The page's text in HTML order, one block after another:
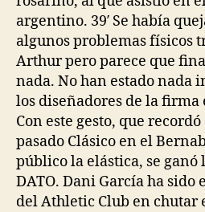
argentino. 39′ Se había
algunos problemas físicos
Arthur pero parece que
nada. No han estado nada
los diseñadores de la firma
Con este gesto, que recordó
pasado Clásico en el
público la elástica, se ganó
DATO. Dani García ha
del Athletic Club en chutar